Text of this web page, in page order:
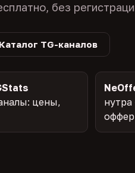
без
TG-каналов
цены,
нутра